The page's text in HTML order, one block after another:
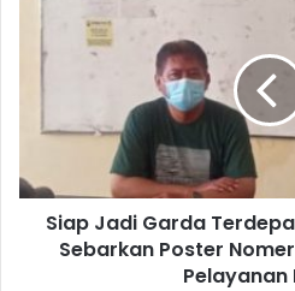
Nomer
Pengaduan
Siap Jadi Garda
Sebarkan Poster
Pelayanan